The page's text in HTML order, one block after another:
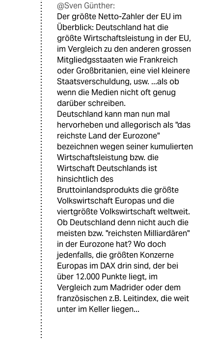
@Sven Günther:
Der größte Netto-Zahler der EU im
Überblick: Deutschland hat die
größte Wirtschaftsleistung in der EU,
im Vergleich zu den anderen grossen
Mitgliedgsstaaten wie Frankreich
oder Großbritanien, eine viel kleinere
Staatsverschuldung, usw. ...als ob
wenn die Medien nicht oft genug
darüber schreiben.
Deutschland kann man nun mal
hervorheben und allegorisch als "das
reichste Land der Eurozone"
bezeichnen wegen seiner kumulierten
Wirtschaftsleistung bzw. die
Wirtschaft Deutschlands ist
hinsichtlich des
Bruttoinlandsprodukts die größte
Volkswirtschaft Europas und die
viertgrößte Volkswirtschaft weltweit.
Ob Deutschland denn nicht auch die
meisten bzw. "reichsten Milliardären"
in der Eurozone hat? Wo doch
jedenfalls, die größten Konzerne
Europas im DAX drin sind, der bei
über 12.000 Punkte liegt, im
Vergleich zum Madrider oder dem
französischen z.B. Leitindex, die weit
unter im Keller liegen...